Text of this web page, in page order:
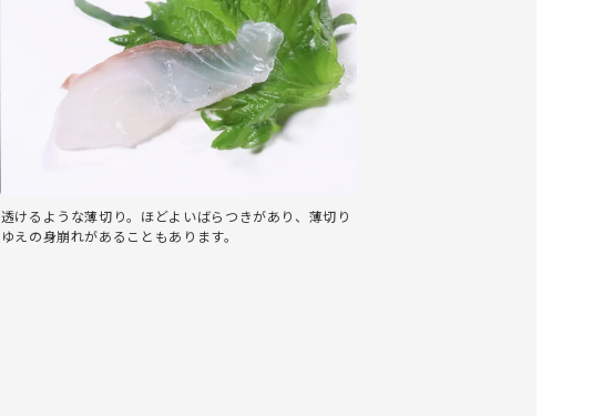
透けるような薄切り。ほどよいばらつきがあり、薄切り
ゆえの身崩れがあることもあります。